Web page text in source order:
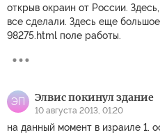
открыв окраин от России.
все сделали. Здесь еще
98275.html поле работы.
ЭП Элвис покинул здание
10 августа 2013, 01:20
на данный момент в израиле 1.